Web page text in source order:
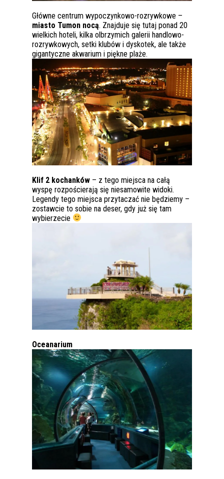
Główne centrum wypoczynkowo-rozrywkowe –
miasto Tumon nocą. Znajduje się tutaj ponad 20
wielkich hoteli, kilka olbrzymich galerii handlowo-
rozrywkowych, setki klubów i dyskotek, ale także
gigantyczne akwarium i piękne plaże.
Klif 2 kochanków – z tego miejsca na całą
wyspę rozpościerają się niesamowite widoki.
Legendy tego miejsca przytaczać nie będziemy –
zostawcie to sobie na deser, gdy już się tam
wybierzecie
Oceanarium